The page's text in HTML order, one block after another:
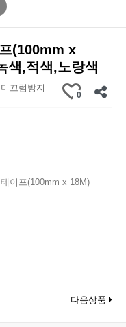
(100mm x
색,적색,노랑색
끄럼방지
0
이프(100mm x 18M)
다음상품